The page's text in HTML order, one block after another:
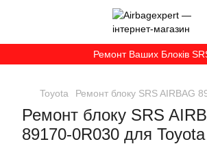
Ремонт Ваших Блоків
Toyota Ремонт блоку SRS AIRBAG
Ремонт блоку SRS
89170-0R030 для